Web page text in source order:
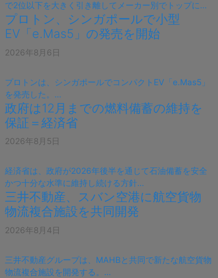
で2位以下を大きく引き離してメーカー別でトップに…
プロトン、シンガポールで小型
EV「e.Mas5」の発売を開始
2026年8月6日
プロトンは、シンガポールでコンパクトEV「e.Mas5」
を発売した。…
政府は12月までの燃料備蓄の維持を
保証＝経済省
2026年8月5日
経済省は、政府が2026年後半を通じて石油備蓄を安全
かつ十分な水準に維持し続ける方針…
三井不動産、スバン空港に航空貨物
物流複合施設を共同開発
2026年8月4日
三井不動産グループは、MAHBと共同で新たな航空貨物
物流複合施設を開発する。…